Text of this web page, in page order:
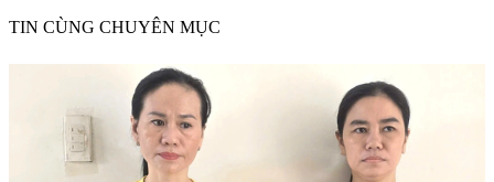
TIN CÙNG CHUYÊN MỤC